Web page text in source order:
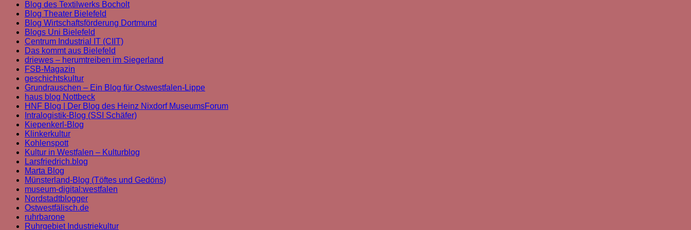
Blog des Textilwerks Bocholt
Blog Theater Bielefeld
Blog Wirtschaftsförderung Dortmund
Blogs Uni Bielefeld
Centrum Industrial IT (CIIT)
Das kommt aus Bielefeld
driewes – herumtreiben im Siegerland
FSB-Magazin
geschichtskultur
Grundrauschen – Ein Blog für Ostwestfalen-Lippe
haus blog Nottbeck
HNF Blog | Der Blog des Heinz Nixdorf MuseumsForum
Intralogistik-Blog (SSI Schäfer)
Kiepenkerl-Blog
Klinkerkultur
Kohlenspott
Kultur in Westfalen – Kulturblog
Larsfriedrich.blog
Marta Blog
Münsterland-Blog (Töftes und Gedöns)
museum-digital:westfalen
Nordstadtblogger
Ostwestfälisch.de
ruhrbarone
Ruhrgebiet Industriekultur